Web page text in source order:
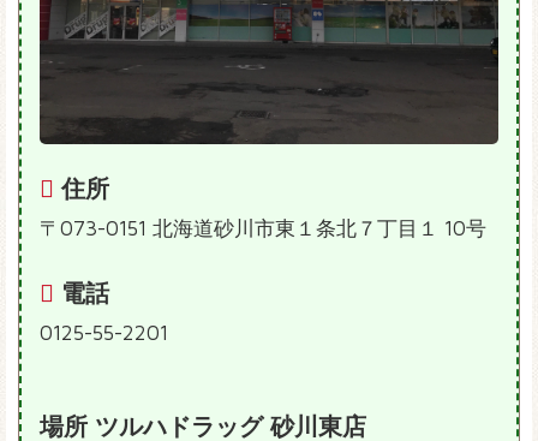
住所
〒073-0151 北海道砂川市東１条北７丁目１ 10号
電話
0125-55-2201
場所 ツルハドラッグ 砂川東店